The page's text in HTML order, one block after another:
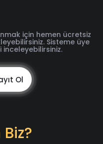
için hemen ücretsiz
Sisteme üye
Ol